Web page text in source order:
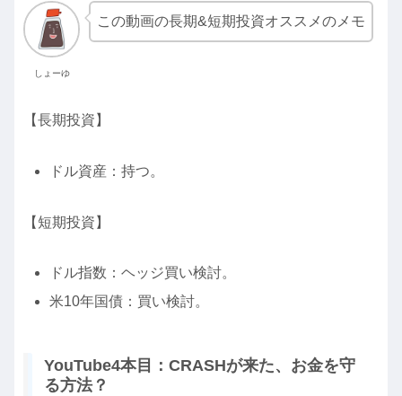
しょーゆ
この動画の長期&短期投資オススメのメモ
【長期投資】
ドル資産：持つ。
【短期投資】
ドル指数：ヘッジ買い検討。
米10年国債：買い検討。
YouTube4本目：CRASHが来た、お金を守
る方法？